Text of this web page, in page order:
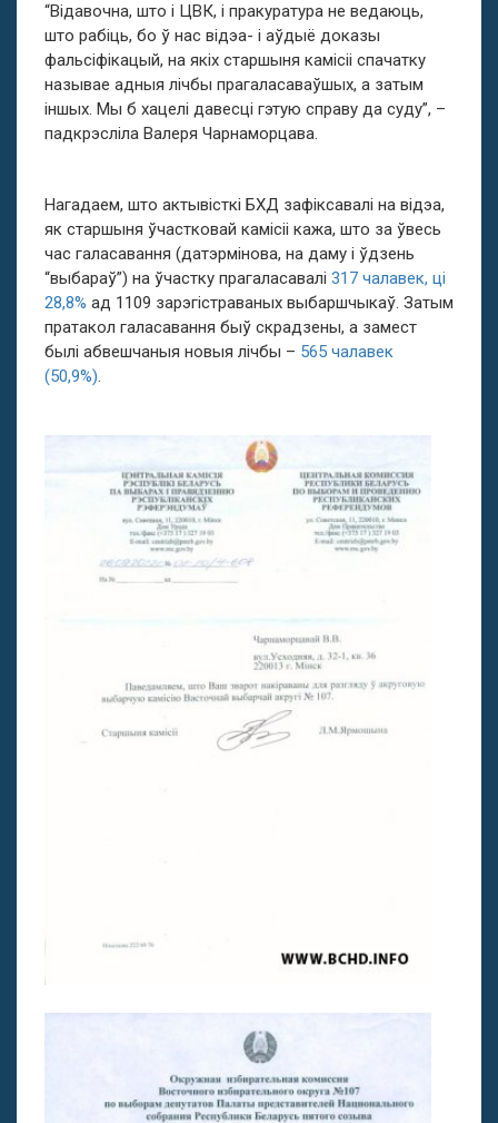
“Відавочна, што і ЦВК, і пракуратура не ведаюць,
што рабіць, бо ў нас відэа- і аўдыё доказы
фальсіфікацый, на якіх старшыня камісіі спачатку
называе адныя лічбы прагаласаваўшых, а затым
іншых. Мы б хацелі давесці гэтую справу да суду”, –
падкрэсліла Валеря Чарнаморцава.
Нагадаем, што актывісткі БХД зафіксавалі на відэа,
як старшыня ўчастковай камісіі кажа, што за ўвесь
час галасавання (датэрмінова, на даму і ўдзень
“выбараў”) на ўчастку прагаласавалі 317 чалавек, ці
28,8% ад 1109 зарэгістраваных выбаршчыкаў. Затым
пратакол галасавання быў скрадзены, а замест
былі абвешчаныя новыя лічбы – 565 чалавек
(50,9%).